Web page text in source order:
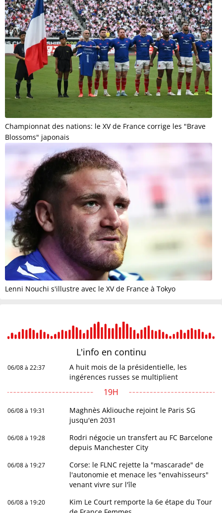
Championnat des nations: le XV de France corrige les "Brave
Blossoms" japonais
Lenni Nouchi s'illustre avec le XV de France à Tokyo
L'info en continu
06/08 à 22:37
A huit mois de la présidentielle, les
ingérences russes se multiplient
19H
06/08 à 19:31
Maghnès Akliouche rejoint le Paris SG
jusqu'en 2031
06/08 à 19:28
Rodri négocie un transfert au FC Barcelone
depuis Manchester City
06/08 à 19:27
Corse: le FLNC rejette la "mascarade" de
l'autonomie et menace les "envahisseurs"
venant vivre sur l'île
06/08 à 19:20
Kim Le Court remporte la 6e étape du Tour